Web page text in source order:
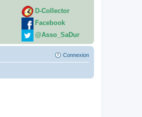
D-Collector
Facebook
@Asso_SaDur
Connexion